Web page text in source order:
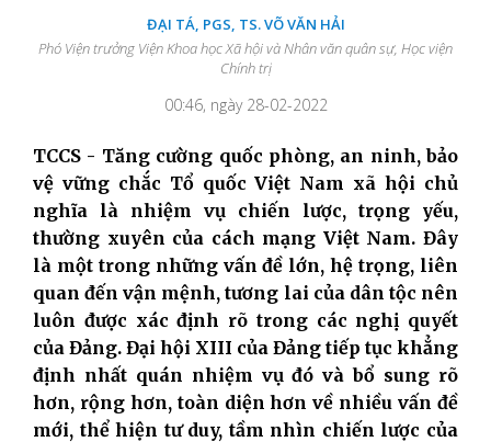
ĐẠI TÁ, PGS, TS. VÕ VĂN HẢI
Phó Viện trưởng Viện Khoa học Xã hội và Nhân văn quân sự, Học viện
Chính trị
00:46, ngày 28-02-2022
TCCS - Tăng cường quốc phòng, an ninh, bảo
vệ vững chắc Tổ quốc Việt Nam xã hội chủ
nghĩa là nhiệm vụ chiến lược, trọng yếu,
thường xuyên của cách mạng Việt Nam. Đây
là một trong những vấn đề lớn, hệ trọng, liên
quan đến vận mệnh, tương lai của dân tộc nên
luôn được xác định rõ trong các nghị quyết
của Đảng. Đại hội XIII của Đảng tiếp tục khẳng
định nhất quán nhiệm vụ đóvà bổ sung rõ
hơn, rộng hơn, toàn diện hơn về nhiều vấn đề
mới, thể hiện tư duy, tầm nhìn chiến lược của